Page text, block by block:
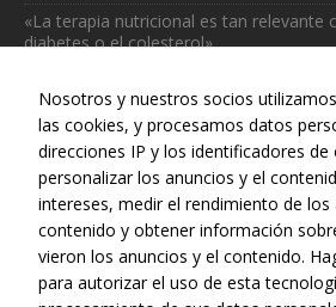
«La terapia nutricional es tan relevante
diabetes o el colesterol»
Web realizada con el patrocinio del
Reprográficos
Nosotros y nuestros socios
las cookies, y procesamos datos
direcciones IP y los identificadores de
personalizar los anuncios y el
intereses, medir el rendimiento de los
contenido y obtener información
vieron los anuncios y el contenido.
para autorizar el uso de esta
Son
web.